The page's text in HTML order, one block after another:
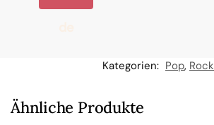
W
Kategorien: Pop, Rock
Ähnliche Produkte